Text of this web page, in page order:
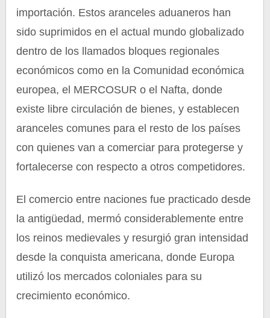
importación. Estos aranceles aduaneros han
sido suprimidos en el actual mundo globalizado
dentro de los llamados bloques regionales
económicos como en la Comunidad económica
europea, el MERCOSUR o el Nafta, donde
existe libre circulación de bienes, y establecen
aranceles comunes para el resto de los países
con quienes van a comerciar para protegerse y
fortalecerse con respecto a otros competidores.
El comercio entre naciones fue practicado desde
la antigüedad, mermó considerablemente entre
los reinos medievales y resurgió gran intensidad
desde la conquista americana, donde Europa
utilizó los mercados coloniales para su
crecimiento económico.